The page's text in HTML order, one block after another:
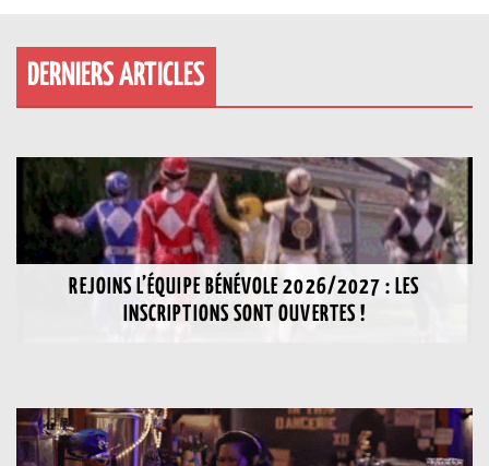
DERNIERS ARTICLES
REJOINS L’ÉQUIPE BÉNÉVOLE 2026/2027 : LES
INSCRIPTIONS SONT OUVERTES !